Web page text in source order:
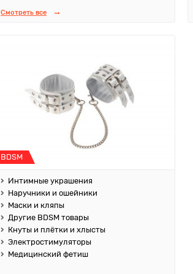
Смотреть все
BDSM
Интимные украшения
Наручники и ошейники
Маски и кляпы
Другие BDSM товары
Кнуты и плётки и хлысты
Электростимуляторы
Медицинский фетиш